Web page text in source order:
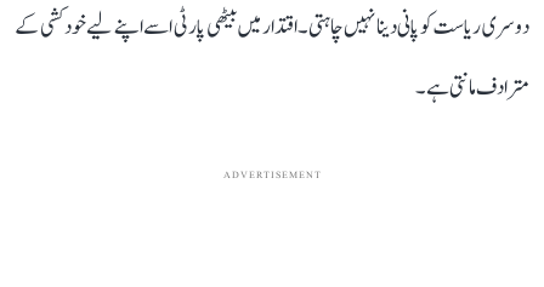
دوسری ریاست کو پانی دینا نہیں چاہتی۔ اقتدار میں بیٹھی پارٹی اسے اپنے لیے خودکشی کے
مترادف مانتی ہے۔
ADVERTISEMENT